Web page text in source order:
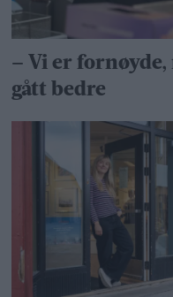
– Vi er
gått bedre